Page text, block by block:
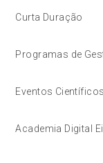
Curta Duração
Programas de
Eventos Científicos
Academia Digital